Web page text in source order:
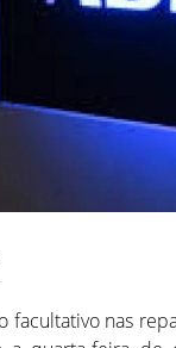
facultativo nas